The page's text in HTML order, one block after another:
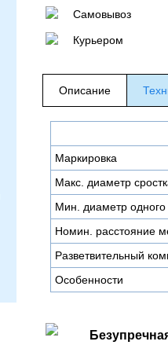
Самовывоз
Курьером
Описание
Маркировка
Макс. диаметр
Мин. диаметр
Номин. расстояние
Разветвительный
Особенности